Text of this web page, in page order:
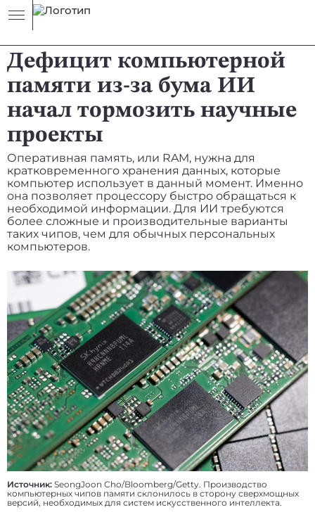
Дефицит компьютерной
памяти из-за бума ИИ
начал тормозить научные
проекты
Оперативная память, или RAM, нужна для
кратковременного хранения данных, которые
компьютер использует в данный момент. Именно
она позволяет процессору быстро обращаться к
необходимой информации. Для ИИ требуются
более сложные и производительные варианты
таких чипов, чем для обычных персональных
компьютеров.
Источник: SeongJoon Cho/Bloomberg/Getty. Производство
компьютерных чипов памяти склонилось в сторону сверхмощных
версий, необходимых для систем искусственного интеллекта.